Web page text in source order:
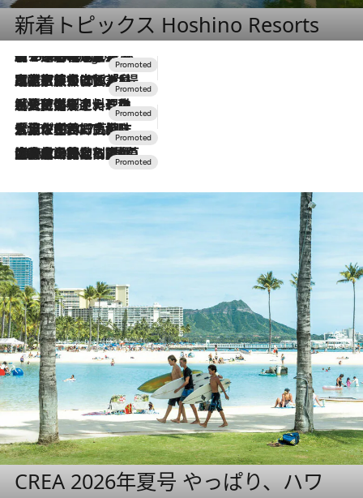
新着トピックス Hoshino Resorts
6 Hours Ago
【トンボの足水浴】ヒノキの香りに包まれて涼感マックス！約13℃の湧水かけ流しを避暑地「星野温泉 トンボの湯」で体験
2026.7.31
【ホテル帰省】という選択肢をOMOが提案。家族とほどよい距離を保つには「昼は実家、夜は気兼ねなくホテルで！」
2026.7.24
【夏限定ディナーコース】旬を迎える稚鮎や花ズッキーニなどをイタリア・トスカーナの郷土料理の手法で満喫！
2026.7.17
「土佐和ハーブかき氷」がOMO7高知に登場！生姜、山椒、大葉など目にも舌にも涼を呼ぶ郷土の味
2026.7.10
NEW OPEN！【界 草津】名湯の地に誕生。趣の異なる2種の温泉と上州ならではの会席・蕎麦割烹など美食を味わう究極の癒やし旅
CREA 2026年夏号 やっぱり、ハワ